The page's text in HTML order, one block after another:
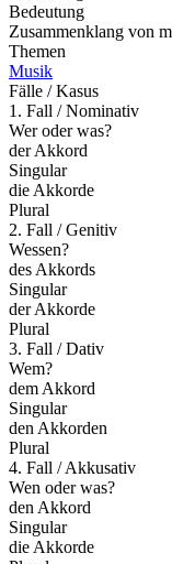
Bedeutung
Zusammenklang von
Themen
Musik
Fälle / Kasus
1. Fall / Nominativ
Wer oder was?
der Akkord
Singular
die Akkorde
Plural
2. Fall / Genitiv
Wessen?
des Akkords
Singular
der Akkorde
Plural
3. Fall / Dativ
Wem?
dem Akkord
Singular
den Akkorden
Plural
4. Fall / Akkusativ
Wen oder was?
den Akkord
Singular
die Akkorde